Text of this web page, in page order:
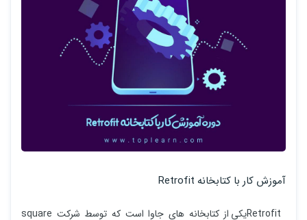
آموزش کار با کتابخانه Retrofit
Retrofitیکی از کتابخانه های جاوا است که توسط شرکت square